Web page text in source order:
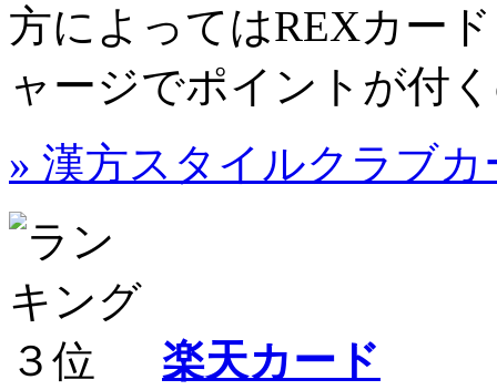
方によってはREXカー
ャージでポイントが付
» 漢方スタイルクラブ
楽天カード